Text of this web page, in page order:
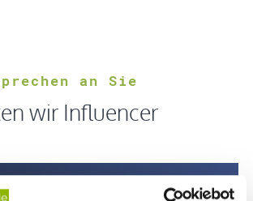
an Sie
wir Influencer
Ihre Sprache